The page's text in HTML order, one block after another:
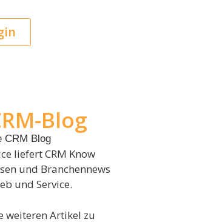
Blog
liefert CRM Know
und Branchennews
und Service.
weiteren Artikel zu